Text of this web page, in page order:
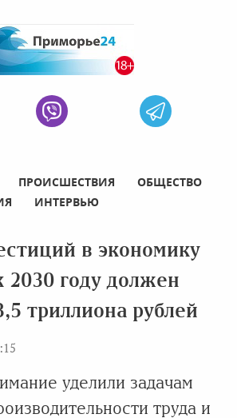
ПРОИСШЕСТВИЯ
ОБЩЕСТВО
ИНТЕРВЬЮ
в экономику
2030 году должен
триллиона рублей
уделили задачам
труда и